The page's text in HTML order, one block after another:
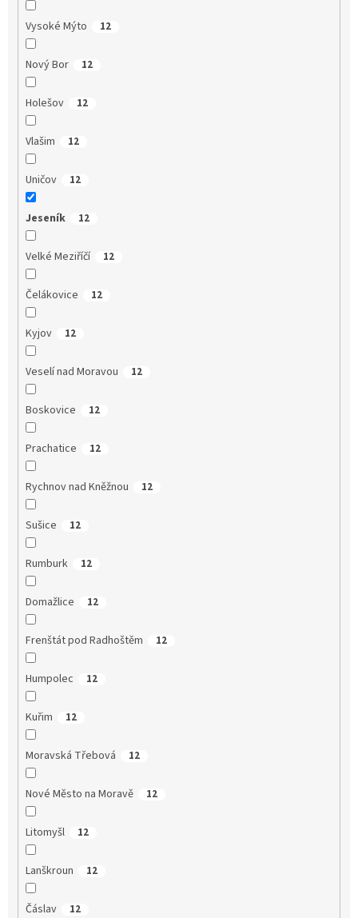
Vysoké Mýto 12
Nový Bor 12
Holešov 12
Vlašim 12
Uničov 12
Jeseník 12
Velké Meziříčí 12
Čelákovice 12
Kyjov 12
Veselí nad Moravou 12
Boskovice 12
Prachatice 12
Rychnov nad Kněžnou 12
Sušice 12
Rumburk 12
Domažlice 12
Frenštát pod Radhoštěm 12
Humpolec 12
Kuřim 12
Moravská Třebová 12
Nové Město na Moravě 12
Litomyšl 12
Lanškroun 12
Čáslav 12